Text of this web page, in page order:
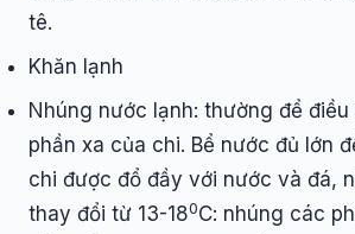
tê.
Khăn lạnh
Nhúng nước lạnh: thường để
phần xa của chi. Bể nước đủ lớn
chi được đổ đầy với nước và đá,
thay đổi từ 13-180C: nhúng các